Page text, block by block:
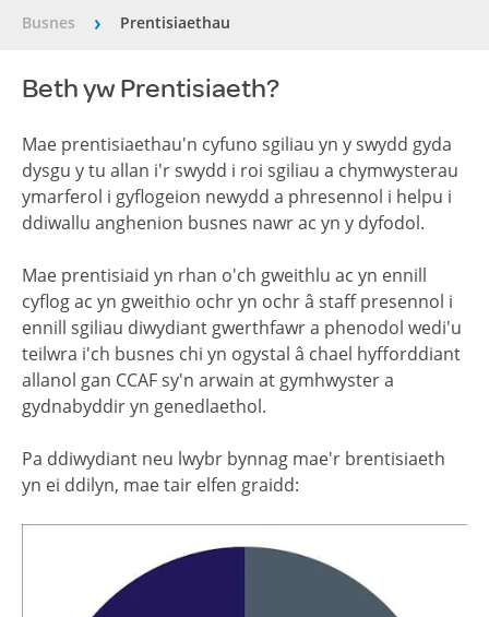
Busnes Prentisiaethau
Beth yw Prentisiaeth?
Mae prentisiaethau'n cyfuno sgiliau yn y swydd gyda
dysgu y tu allan i'r swydd i roi sgiliau a chymwysterau
ymarferol i gyflogeion newydd a phresennol i helpu i
ddiwallu anghenion busnes nawr ac yn y dyfodol.
Mae prentisiaid yn rhan o'ch gweithlu ac yn ennill
cyflog ac yn gweithio ochr yn ochr â staff presennol i
ennill sgiliau diwydiant gwerthfawr a phenodol wedi'u
teilwra i'ch busnes chi yn ogystal â chael hyfforddiant
allanol gan CCAF sy'n arwain at gymhwyster a
gydnabyddir yn genedlaethol.
Pa ddiwydiant neu lwybr bynnag mae'r brentisiaeth
yn ei ddilyn, mae tair elfen graidd: